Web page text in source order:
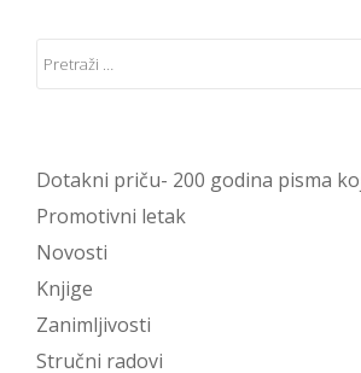
Dotakni priču- 200 godina pisma
Promotivni letak
Novosti
Knjige
Zanimljivosti
Stručni radovi